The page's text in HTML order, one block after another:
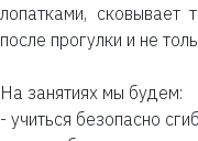
лопатками, сковывает
после прогулки и не
На занятиях мы будем:
- учиться безопасно